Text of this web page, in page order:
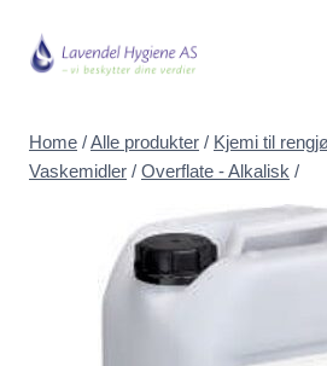
Home /Alle produkter / Kjemi til
Vaskemidler / Overflate - Alkalisk /